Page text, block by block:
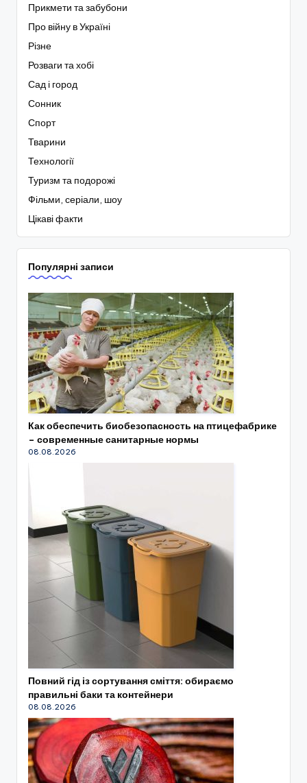
Прикмети та забубони
Про війну в Україні
Різне
Розваги та хобі
Сад і город
Сонник
Спорт
Тварини
Технології
Туризм та подорожі
Фільми, серіали, шоу
Цікаві факти
Популярні записи
Как обеспечить биобезопасность на птицефабрике
– современные санитарные нормы
08.08.2026
Повний гід із сортування сміття: обираємо
правильні баки та контейнери
08.08.2026